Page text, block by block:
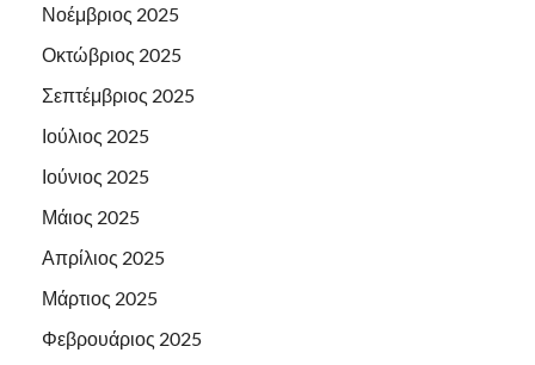
Νοέμβριος 2025
Οκτώβριος 2025
Σεπτέμβριος 2025
Ιούλιος 2025
Ιούνιος 2025
Μάιος 2025
Απρίλιος 2025
Μάρτιος 2025
Φεβρουάριος 2025